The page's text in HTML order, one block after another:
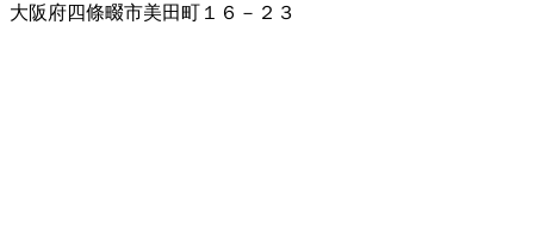
大阪府四條畷市美田町１６－２３